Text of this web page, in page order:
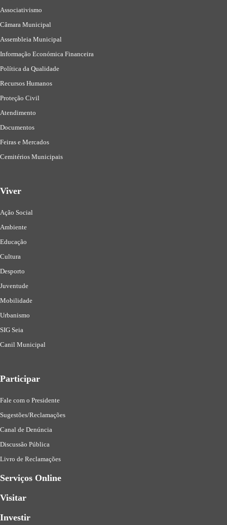
Associativismo
Câmara Municipal
Assembleia Municipal
Informação Económica Financeira
Política da Qualidade
Recursos Humanos
Proteção Civil
Atendimento
Documentos
Feiras e Mercados
Cemitérios Municipais
Viver
Ação Social
Ambiente
Educação
Cultura
Desporto
Juventude
Mobilidade
Urbanismo
SIG Seia
Canil Municipal
Participar
Fale com o Presidente
Sugestões/Reclamações
Canal de Denúncia
Discussão Pública
Livro de Reclamações
Serviços Online
Visitar
Investir